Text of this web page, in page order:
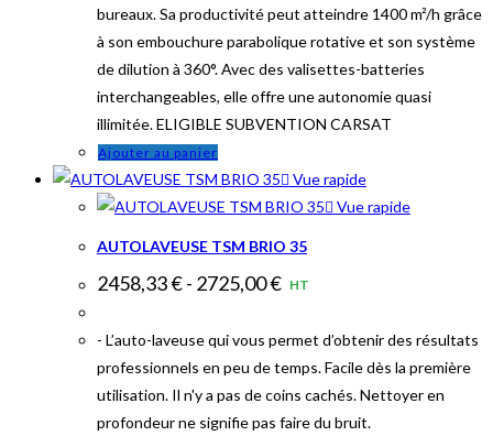
bureaux. Sa productivité peut atteindre 1400 m²/h grâce
à son embouchure parabolique rotative et son système
de dilution à 360°. Avec des valisettes-batteries
interchangeables, elle offre une autonomie quasi
illimitée. ELIGIBLE SUBVENTION CARSAT
Ajouter au panier
Vue rapide
Vue rapide
AUTOLAVEUSE TSM BRIO 35
2458,33€- 2725,00€ HT
- L’auto-laveuse qui vous permet d’obtenir des résultats
professionnels en peu de temps. Facile dès la première
utilisation. Il n'y a pas de coins cachés. Nettoyer en
profondeur ne signifie pas faire du bruit.